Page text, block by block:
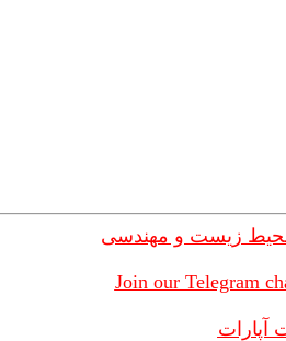
محیط زیست و مهندسی
Join our Telegram
آپارات